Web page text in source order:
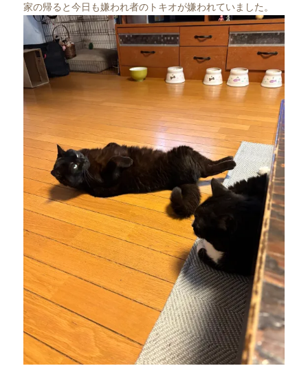
家の帰ると今日も嫌われ者のトキオが嫌われていました。